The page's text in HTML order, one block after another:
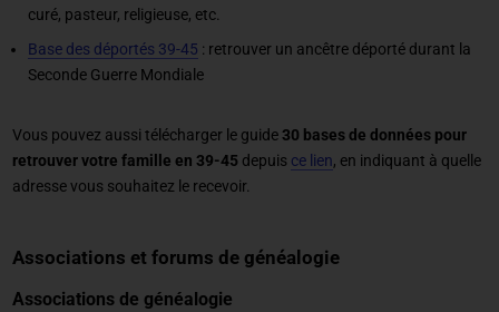
curé, pasteur, religieuse, etc.
Base des déportés 39-45 : retrouver un ancêtre déporté durant la
Seconde Guerre Mondiale
Vous pouvez aussi télécharger le guide30 bases de données pour
retrouver votre famille en 39-45 depuis ce lien, en indiquant à quelle
adresse vous souhaitez le recevoir.
Associations et forums de généalogie
Associations de généalogie